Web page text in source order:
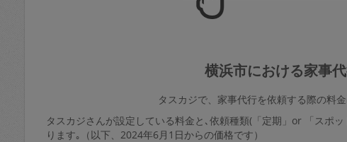
横浜市における家事
タスカジで、家事代行を依頼する際の料金
タスカジさんが設定している料金と､依頼種類(「定期」or 「スポ
ります｡（以下、2024年6月1日からの価格です）